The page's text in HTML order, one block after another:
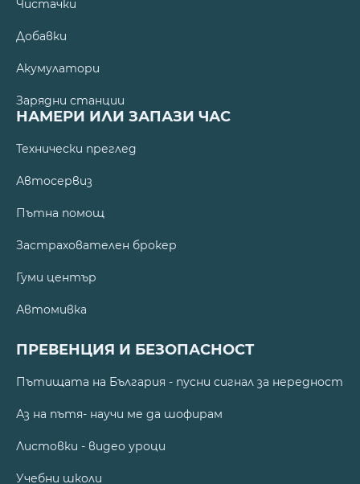
Чистачки
Добавки
Акумулатори
Зарядни станции
НАМЕРИ ИЛИ ЗАПАЗИ ЧАС
Технически преглед
Автосервиз
Пътна помощ
Застрахователен брокер
Гуми център
Автомивка
ПРЕВЕНЦИЯ И БЕЗОПАСНОСТ
Пътищата на България - пусни сигнал за нередност
Аз на пътя- научи ме да шофирам
Листовки - видео уроци
Учебни школи